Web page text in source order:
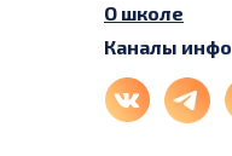
Каналы
О школе